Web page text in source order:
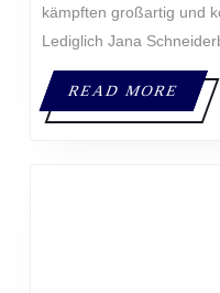
kämpften großartig und
Lediglich Jana
READ MORE
MORE